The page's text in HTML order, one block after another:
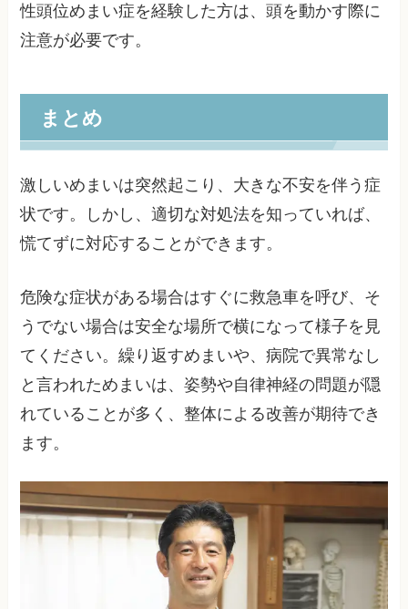
性頭位めまい症を経験した方は、頭を動かす際に
注意が必要です。
まとめ
激しいめまいは突然起こり、大きな不安を伴う症
状です。しかし、適切な対処法を知っていれば、
慌てずに対応することができます。
危険な症状がある場合はすぐに救急車を呼び、そ
うでない場合は安全な場所で横になって様子を見
てください。繰り返すめまいや、病院で異常なし
と言われためまいは、姿勢や自律神経の問題が隠
れていることが多く、整体による改善が期待でき
ます。